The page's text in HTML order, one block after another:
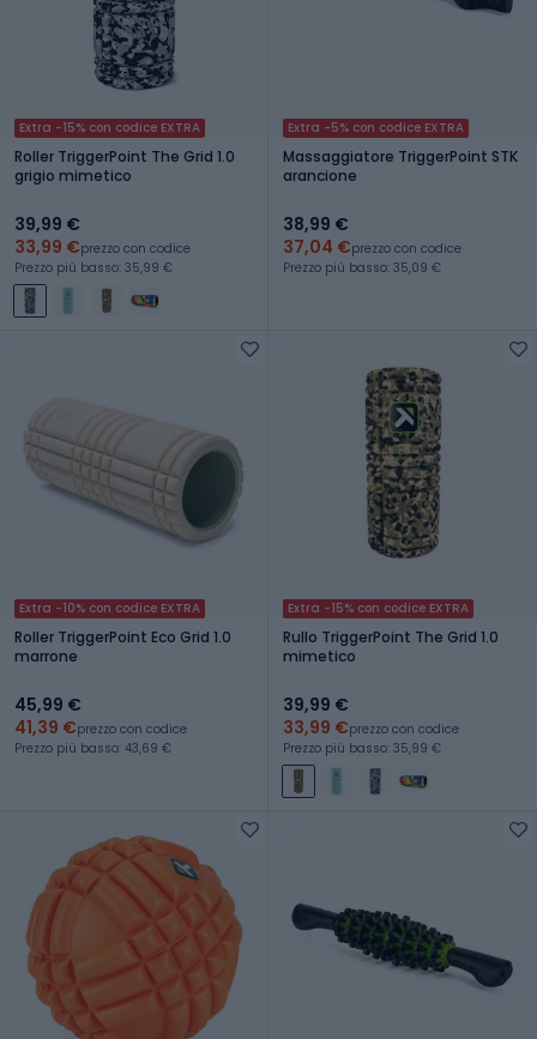
Extra -15% con codice EXTRA
Roller TriggerPoint The Grid 1.0
grigio mimetico
39,99 €
33,99 €prezzo con codice
Prezzo più basso: 35,99 €
Extra -5% con codice EXTRA
Massaggiatore TriggerPoint STK
arancione
38,99 €
37,04 €prezzo con codice
Prezzo più basso: 35,09 €
Extra -10% con codice EXTRA
Roller TriggerPoint Eco Grid 1.0
marrone
45,99 €
41,39 €prezzo con codice
Prezzo più basso: 43,69 €
Extra -15% con codice EXTRA
Rullo TriggerPoint The Grid 1.0
mimetico
39,99 €
33,99 €prezzo con codice
Prezzo più basso: 35,99 €